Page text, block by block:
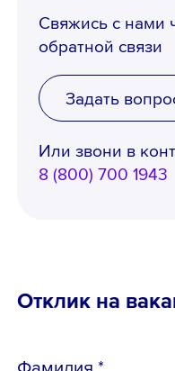
Свяжись с нами
обратной связи
Задать
Или звони в
8 (800) 700 1943
Отклик на